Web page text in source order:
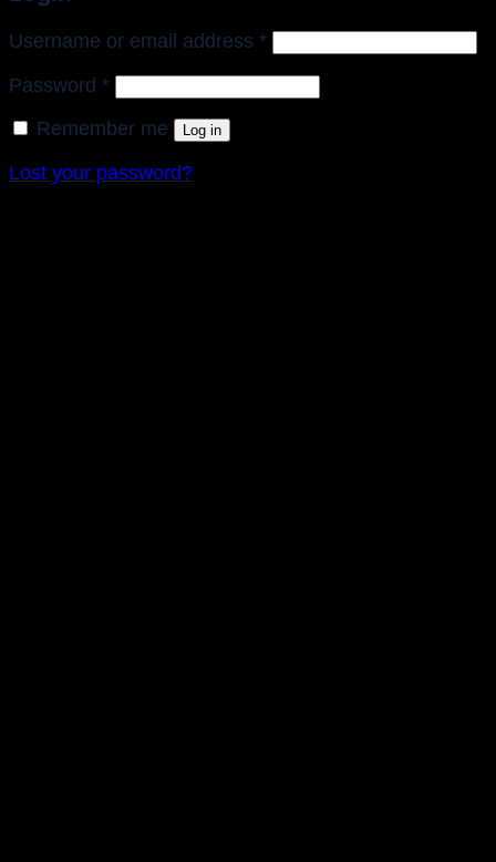
Username or email address *Required
Password *Required
Remember me Log in
Lost your password?